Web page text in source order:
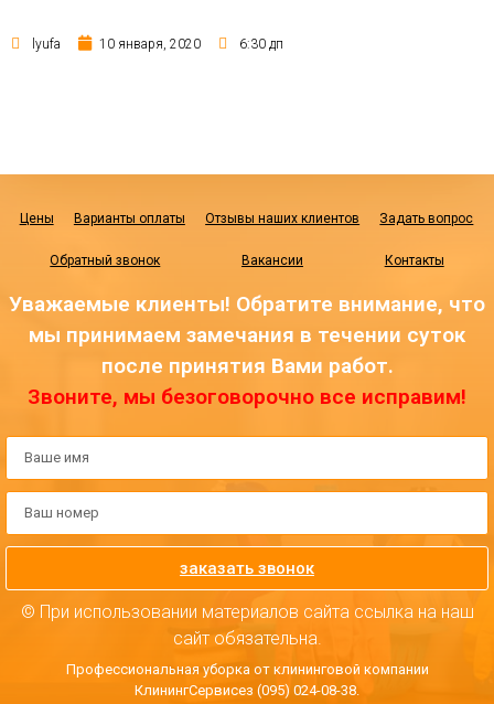
lyufa 10 января, 2020 6:30 дп
Цены Варианты оплаты Отзывы наших клиентов Задать вопрос
Обратный звонок Вакансии Контакты
Уважаемые клиенты! Обратите внимание, что
мы принимаем замечания в течении суток
после принятия Вами работ.
Звоните, мы безоговорочно все исправим!
заказать звонок
© При использовании материалов сайта ссылка на наш
сайт обязательна.
Профессиональная уборка от клининговой компании
КлинингСервисез (095) 024-08-38.